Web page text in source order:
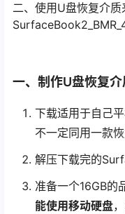
二、使用U盘恢复介
一、制作U盘恢复介
下载适用于自己
不一定同用一款恢
解压下载完的
准备一个16GB的
能使用移动硬盘